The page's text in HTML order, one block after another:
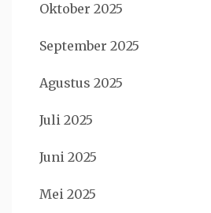
Oktober 2025
September 2025
Agustus 2025
Juli 2025
Juni 2025
Mei 2025